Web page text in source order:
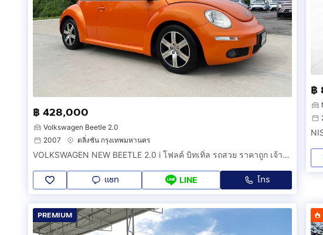
฿ 428,000
Volkswagen Beetle 2.0
2007
ตลิ่งชัน กรุงเทพมหานคร
VOLKSWAGEN NEW BEETLE 2.0 i โฟลค์ บิทเทิ่ล รถสวย ราคาถูก เจ้าของขายเอง รถยนต์มือสอง ดาวน์น้อย ผ่อนถูกสบาย สภาพดี ของสะสม รถเต่า น่ารัก 2ประ
แชท LINE โทร
฿
PREMIUM